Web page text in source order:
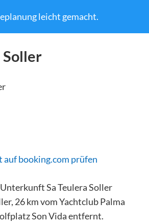
leicht gemacht.
Soller
auf booking.com prüfen
Sa Teulera Soller
26 km vom Yachtclub Palma
Son Vida entfernt.